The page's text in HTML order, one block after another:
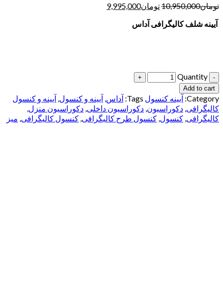
تومان10,950,000تومان9,995,000
آیینه شلف کالیگرافی آداس
Quantity
Add to cart
Category: آیینه کنسول Tags: آداس, آیینه و کنسول, آیینه و کنسول
کالیگرافی, دکوراسیون, دکوراسیون داخلی, دکوراسیون منزل,
کالیگرافی, کنسول, کنسول طرح کالیگرافی, کنسول کالیگرافی, میز